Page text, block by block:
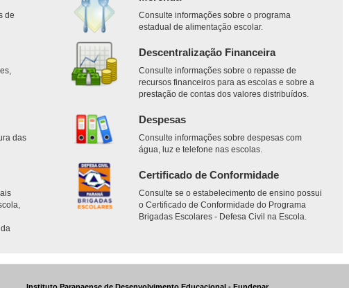
de
Consulte informações sobre o programa
estadual de alimentação escolar.
Descentralização Financeira
Consulte informações sobre o repasse de
recursos financeiros para as escolas e sobre a
prestação de contas dos valores distribuídos.
das
Despesas
Consulte informações sobre despesas com
água, luz e telefone nas escolas.
Certificado de Conformidade
Consulte se o estabelecimento de ensino possui
o Certificado de Conformidade do Programa
Brigadas Escolares - Defesa Civil na Escola.